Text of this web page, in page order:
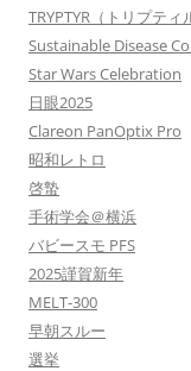
TRYPTYR（トリプティ
Sustainable Disease
Star Wars Celebration
日眼2025
Clareon PanOptix Pro
昭和レトロ
啓蟄
手術学会＠横浜
バビースモ PFS
2025謹賀新年
MELT-300
早朝スルー
選挙